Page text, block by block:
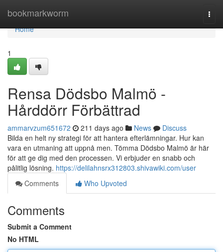
bookmarkworm
Home
Home
1
Rensa Dödsbo Malmö -
Hårddörr Förbättrad
ammarvzum651672 211 days ago News
Discuss
Bilda en helt ny strategi för att hantera efterlämningar. Hur kan
vara en utmaning att uppnå men. Tömma Dödsbo Malmö är här
för att ge dig med den processen. Vi erbjuder en snabb och
pålitlig lösning. https://delilahnsrx312803.shivawiki.com/user
Comments
Who Upvoted
Comments
Submit a Comment
No HTML